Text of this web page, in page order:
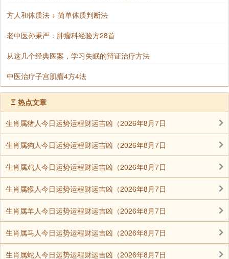
方人和体质法 + 简单体质判断法
老中医孙秉严：肿瘤科经验方28首
从这几个经典医案，学习失眠的辩证治疗方法
中医治疗子宫肌瘤4方4法
Ξ 热点文章
生肖属猪人今日运势运程财运吉凶（2026年8月7日
生肖属狗人今日运势运程财运吉凶（2026年8月7日
生肖属鸡人今日运势运程财运吉凶（2026年8月7日
生肖属猴人今日运势运程财运吉凶（2026年8月7日
生肖属羊人今日运势运程财运吉凶（2026年8月7日
生肖属马人今日运势运程财运吉凶（2026年8月7日
生肖属蛇人今日运势运程财运吉凶（2026年8月7日